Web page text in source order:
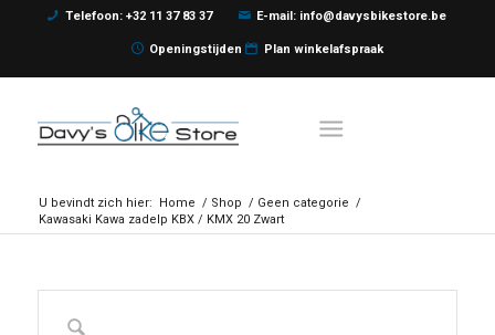
Telefoon: +32 11 37 83 37 E-mail: info@davysbikestore.be
Openingstijden Plan winkelafspraak
U bevindt zich hier: Home / Shop / Geen categorie /
Kawasaki Kawa zadelp KBX / KMX 20 Zwart